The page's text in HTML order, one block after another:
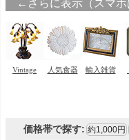
価格帯で探す: 約1,000円